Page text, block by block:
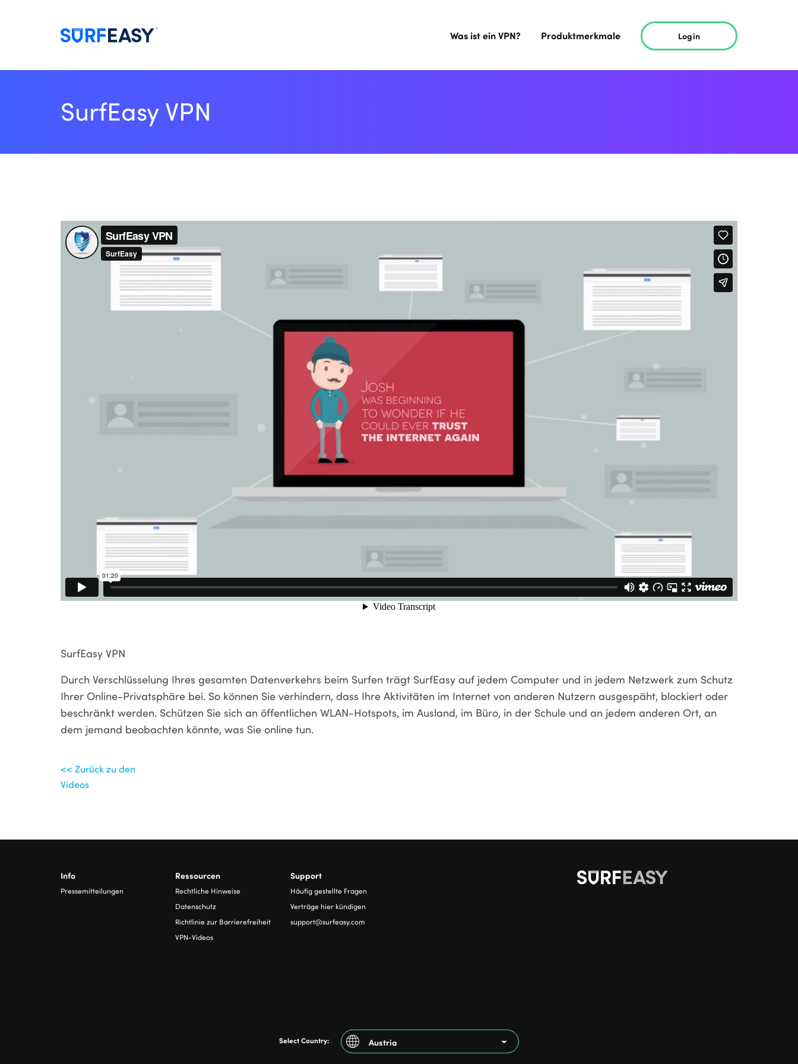
Was ist ein VPN? Produktmerkmale Login
SurfEasy VPN
SurfEasy VPN
Durch Verschlüsselung Ihres gesamten Datenverkehrs beim Surfen trägt SurfEasy auf jedem Computer und in jedem Netzwerk zum Schutz
Ihrer Online-Privatsphäre bei. So können Sie verhindern, dass Ihre Aktivitäten im Internet von anderen Nutzern ausgespäht, blockiert oder
beschränkt werden. Schützen Sie sich an öffentlichen WLAN-Hotspots, im Ausland, im Büro, in der Schule und an jedem anderen Ort, an
dem jemand beobachten könnte, was Sie online tun.
<< Zurück zu den
Videos
Info
Pressemitteilungen
Ressourcen
Rechtliche Hinweise
Datenschutz
Richtlinie zur Barrierefreiheit
VPN-Videos
Support
Häufig gestellte Fragen
Verträge hier kündigen
support@surfeasy.com
Select Country:
Austria